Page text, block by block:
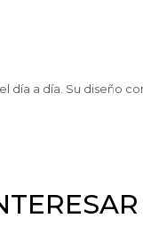
día a día. Su diseño